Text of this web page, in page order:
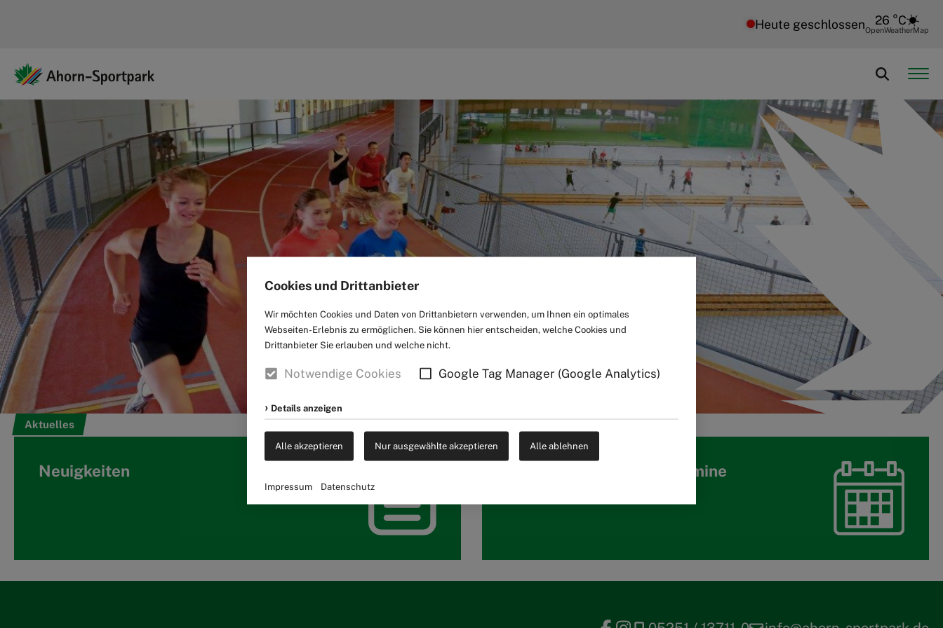
Cookies und Drittanbieter
Wir möchten Cookies und Daten von Drittanbietern verwenden, um Ihnen ein optimales
Webseiten-Erlebnis zu ermöglichen. Sie können hier entscheiden, welche Cookies und
Drittanbieter Sie erlauben und welche nicht.
Notwendige Cookies Google Tag Manager (Google Analytics)
Details anzeigen
Alle akzeptieren Nur ausgewählte akzeptieren Alle ablehnen
Impressum Datenschutz
Heute geschlossen 26 °C
OpenWeatherMap
Aktuelles Aktuelles
Neuigkeiten Veranstaltungen und Termine